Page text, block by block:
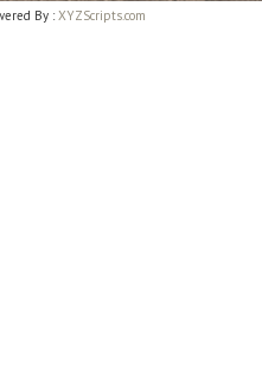
By :XYZScripts.com